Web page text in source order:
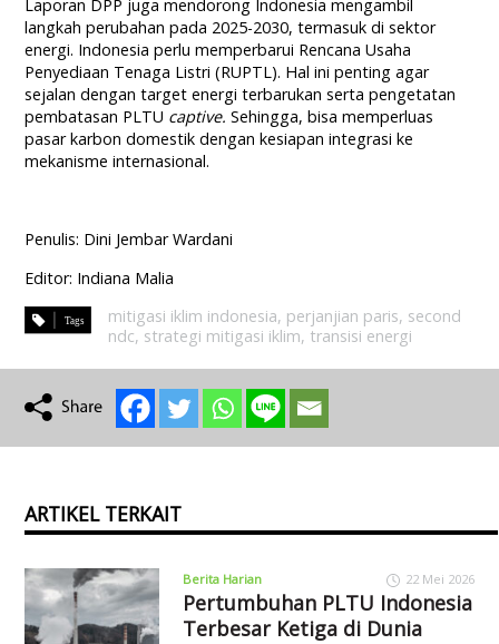
Laporan DPP juga mendorong Indonesia mengambil
langkah perubahan pada 2025-2030, termasuk di sektor
energi. Indonesia perlu memperbarui Rencana Usaha
Penyediaan Tenaga Listri (RUPTL). Hal ini penting agar
sejalan dengan target energi terbarukan serta pengetatan
pembatasan PLTU captive.Sehingga, bisa memperluas
pasar karbon domestik dengan kesiapan integrasi ke
mekanisme internasional.
Penulis: Dini Jembar Wardani
Editor: Indiana Malia
mitigasi iklim indonesia, perjanjian paris, second
ndc, strategi mitigasi iklim, transisi energi
ARTIKEL TERKAIT
Berita Harian 22 Mei 2026
Pertumbuhan PLTU Indonesia
Terbesar Ketiga di Dunia